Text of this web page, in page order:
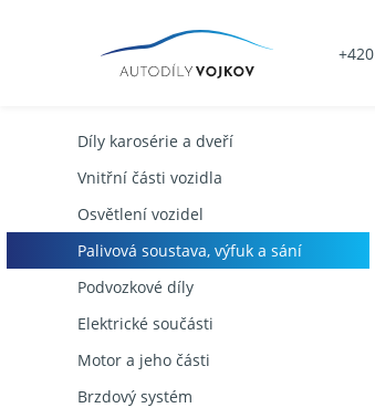
Díly karosérie a dveří
Vnitřní části vozidla
Osvětlení vozidel
Palivová soustava, výfuk a sání
Podvozkové díly
Elektrické součásti
Motor a jeho části
Brzdový systém